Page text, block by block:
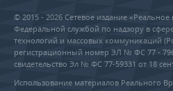
© 2015 - 2026 Сетевое издание
Федеральной службой по надзору в
технологий и массовых коммуникаций
регистрационный номер ЭЛ № ФС 77 -
свидетельство Эл № ФС 77-59331 от 18
Использование материалов Реального